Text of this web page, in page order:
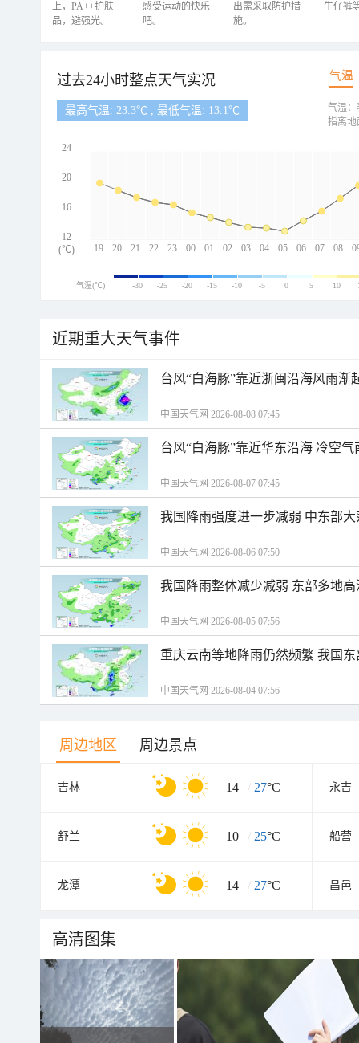
上，PA++护肤
品，避强光。
感受运动的快乐
吧。
出需采取防护措
施。
牛仔裤
过去24小时整点天气实况 气温
最高气温: 23.3℃ , 最低气温: 13.1℃
19 20 21 22 23 00 01 02 03 04 05 06 07 08
24
20
16
12
(℃)
气温：
指离地
气温(℃) -30 -25 -20 -15 -10 -5 0 5 10
近期重大天气事件
台风“白海豚”靠近浙闽沿海风雨渐
中国天气网 2026-08-08 07:45
台风“白海豚”靠近华东沿海 冷空
中国天气网 2026-08-07 07:45
我国降雨强度进一步减弱 中东部
中国天气网 2026-08-06 07:50
我国降雨整体减少减弱 东部多地
中国天气网 2026-08-05 07:56
重庆云南等地降雨仍然频繁 我国
中国天气网 2026-08-04 07:56
周边地区 周边景点
吉林 14 / 27°C 永吉
舒兰 10 / 25°C 船营
龙潭 14 / 27°C 昌邑
高清图集